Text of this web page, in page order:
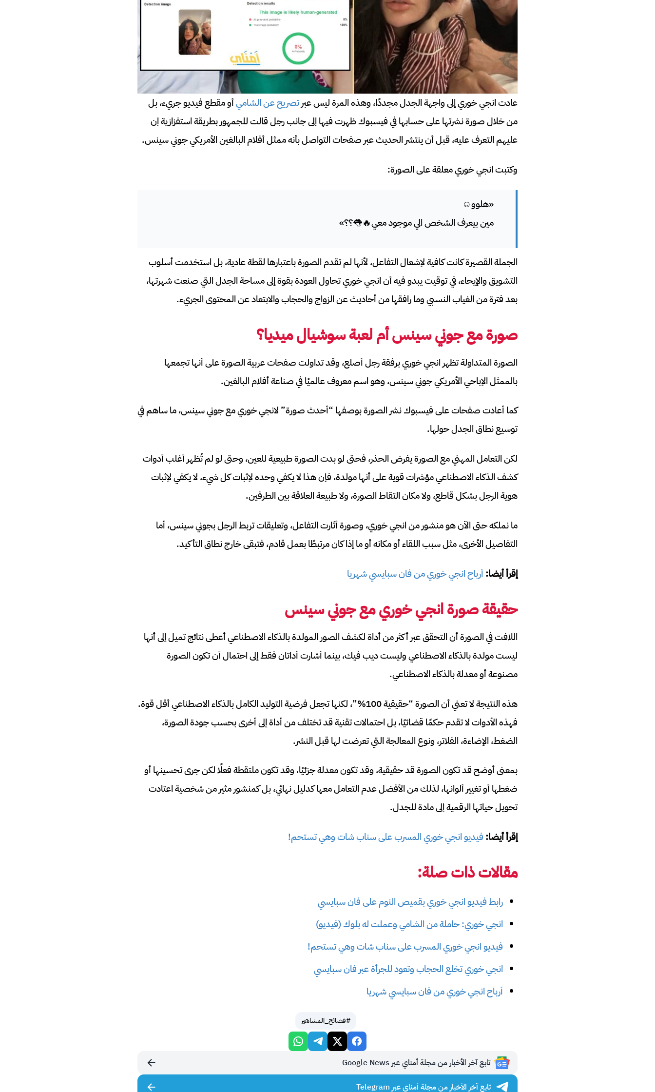
عادت انجي خوري إلى واجهة الجدل مجددًا، وهذه المرة ليس عبرتصريح عن الشاميأو مقطع فيديو جريء، بل
من خلال صورة نشرتها على حسابها في فيسبوك ظهرت فيها إلى جانب رجل قالت للجمهور بطريقة استفزازية إن
عليهم التعرف عليه، قبل أن ينتشر الحديث عبر صفحات التواصل بأنه ممثل أفلام البالغين الأمريكي جوني سينس.
وكتبت انجي خوري معلقة على الصورة:
«هلوو☺️
مين بيعرف الشخص الي موجود معي🔥👅؟؟»
الجملة القصيرة كانت كافية لإشعال التفاعل، لأنها لم تقدم الصورة باعتبارها لقطة عادية، بل استخدمت أسلوب
التشويق والإيحاء، في توقيت يبدو فيه أن انجي خوري تحاول العودة بقوة إلى مساحة الجدل التي صنعت شهرتها،
بعد فترة من الغياب النسبي وما رافقها من أحاديث عن الزواج والحجاب والابتعاد عن المحتوى الجريء.
صورة مع جوني سينس أم لعبة سوشيال ميديا؟
الصورة المتداولة تظهر انجي خوري برفقة رجل أصلع، وقد تداولت صفحات عربية الصورة على أنها تجمعها
بالممثل الإباحي الأمريكي جوني سينس، وهو اسم معروف عالميًا في صناعة أفلام البالغين.
كما أعادت صفحات على فيسبوك نشر الصورة بوصفها “أحدث صورة” لانجي خوري مع جوني سينس، ما ساهم في
توسيع نطاق الجدل حولها.
لكن التعامل المهني مع الصورة يفرض الحذر، فحتى لو بدت الصورة طبيعية للعين، وحتى لو لم تُظهر أغلب أدوات
كشف الذكاء الاصطناعي مؤشرات قوية على أنها مولدة، فإن هذا لا يكفي وحده لإثبات كل شيء، لا يكفي لإثبات
هوية الرجل بشكل قاطع، ولا مكان التقاط الصورة، ولا طبيعة العلاقة بين الطرفين.
ما نملكه حتى الآن هو منشور من انجي خوري، وصورة أثارت التفاعل، وتعليقات تربط الرجل بجوني سينس، أما
التفاصيل الأخرى، مثل سبب اللقاء أو مكانه أو ما إذا كان مرتبطًا بعمل قادم، فتبقى خارج نطاق التأكيد.
إقرأ أيضا:أرباح انجي خوري من فان سبايسي شهريا
حقيقة صورة انجي خوري مع جوني سينس
اللافت في الصورة أن التحقق عبر أكثر من أداة لكشف الصور المولدة بالذكاء الاصطناعي أعطى نتائج تميل إلى أنها
ليست مولدة بالذكاء الاصطناعي وليست ديب فيك، بينما أشارت أداتان فقط إلى احتمال أن تكون الصورة
مصنوعة أو معدلة بالذكاء الاصطناعي.
هذه النتيجة لا تعني أن الصورة “حقيقية 100%”، لكنها تجعل فرضية التوليد الكامل بالذكاء الاصطناعي أقل قوة.
فهذه الأدوات لا تقدم حكمًا قضائيًا، بل احتمالات تقنية قد تختلف من أداة إلى أخرى بحسب جودة الصورة،
الضغط، الإضاءة، الفلاتر، ونوع المعالجة التي تعرضت لها قبل النشر.
بمعنى أوضح قد تكون الصورة قد حقيقية، وقد تكون معدلة جزئيًا، وقد تكون ملتقطة فعلًا لكن جرى تحسينها أو
ضغطها أو تغيير ألوانها، لذلك من الأفضل عدم التعامل معها كدليل نهائي، بل كمنشور مثير من شخصية اعتادت
تحويل حياتها الرقمية إلى مادة للجدل.
إقرأ أيضا: فيديو انجي خوري المسرب على سناب شات وهي تستحم!
مقالات ذات صلة:
رابط فيديو انجي خوري بقميص النوم على فان سبايسي
انجي خوري: حاملة من الشامي وعملت له بلوك (فيديو)
فيديو انجي خوري المسرب على سناب شات وهي تستحم!
انجي خوري تخلع الحجاب وتعود للجرأة عبر فان سبايسي
أرباح انجي خوري من فان سبايسي شهريا
#فضائح_المشاهير
تابع آخر الأخبار من مجلة أمناي عبر Google News
تابع آخر الأخبار من مجلة أمناي عبر Telegram